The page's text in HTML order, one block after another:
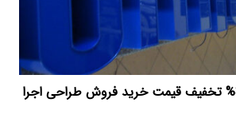
حروف پلکسی تا 30% تخفیف قیمت خرید فروش طراحی اجرا